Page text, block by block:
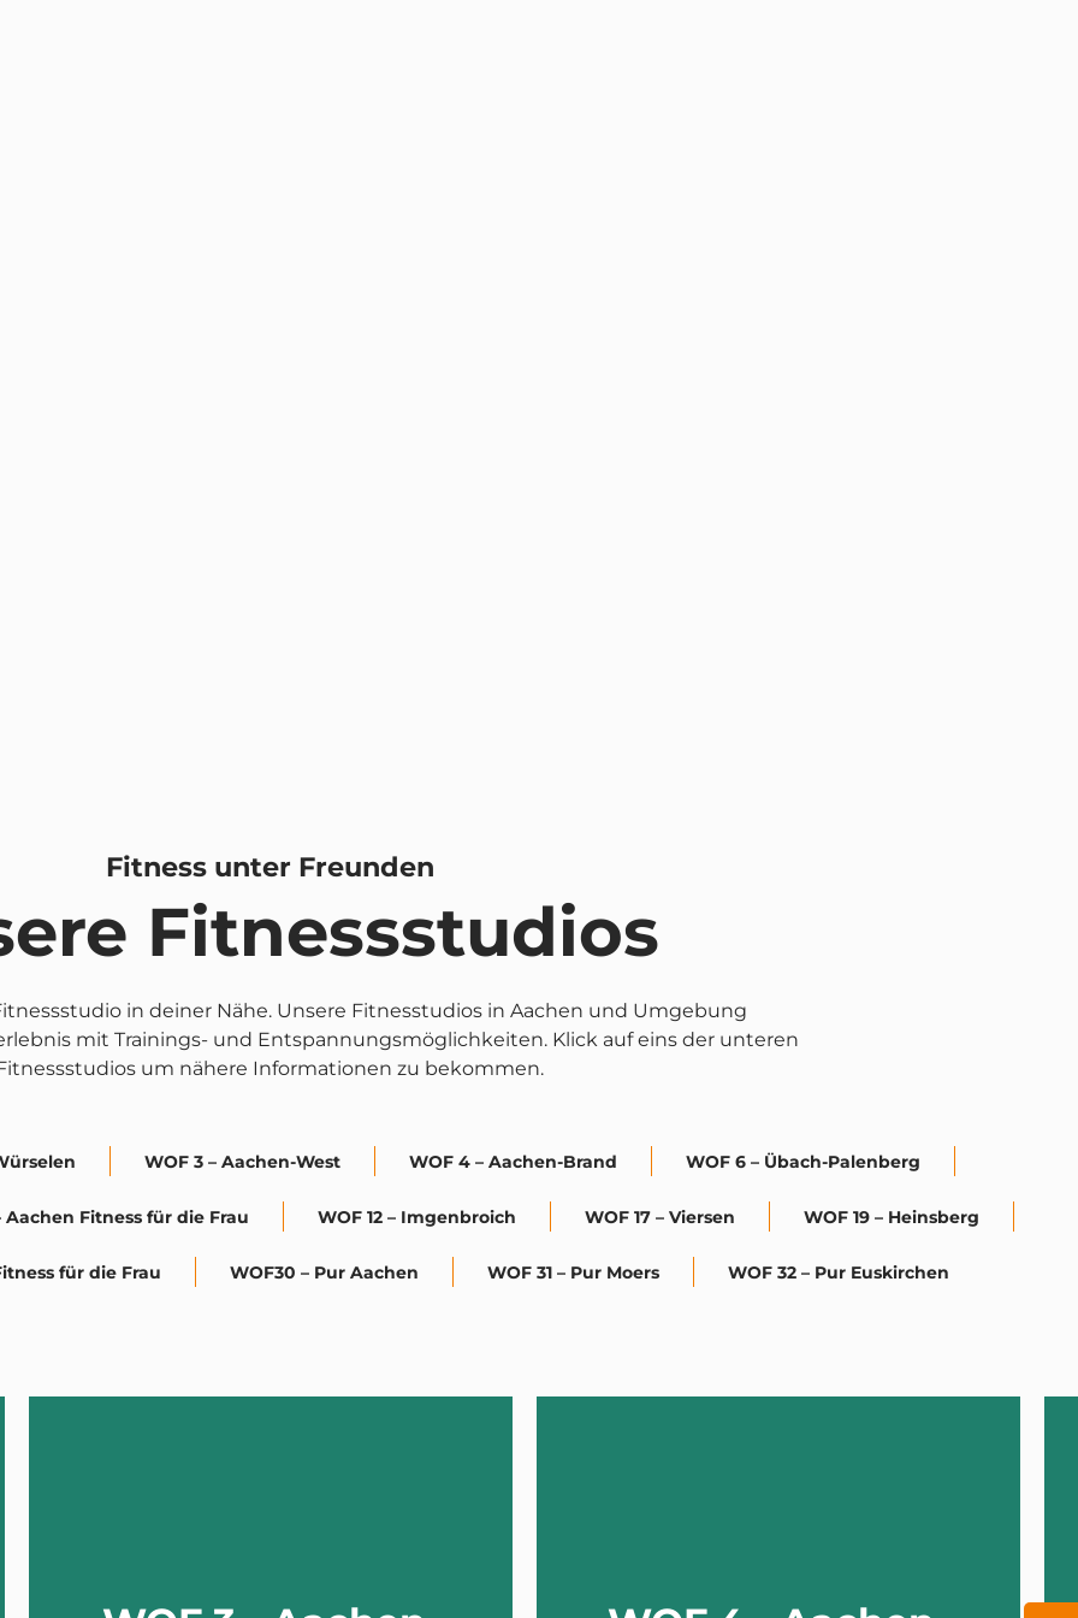
Fitness unter Freunden
Fitnessstudios
in deiner Nähe. Unsere Fitnesstudios in Aachen und Umgebung
mit Trainings- und Entspannungsmöglichkeiten. Klick auf eins der unteren
um nähere Informationen zu bekommen.
WOF 3 – Aachen-West WOF 4 – Aachen-Brand WOF 6 – Übach-Palenberg
Aachen Fitness für die Frau WOF 12 – Imgenbroich WOF 17 – Viersen WOF 19 – Heinsberg
für die Frau WOF30 – Pur Aachen WOF 31 – Pur Moers WOF 32 – Pur Euskirchen
ADRESSE- Heussstraße 4, 52078 Aachen